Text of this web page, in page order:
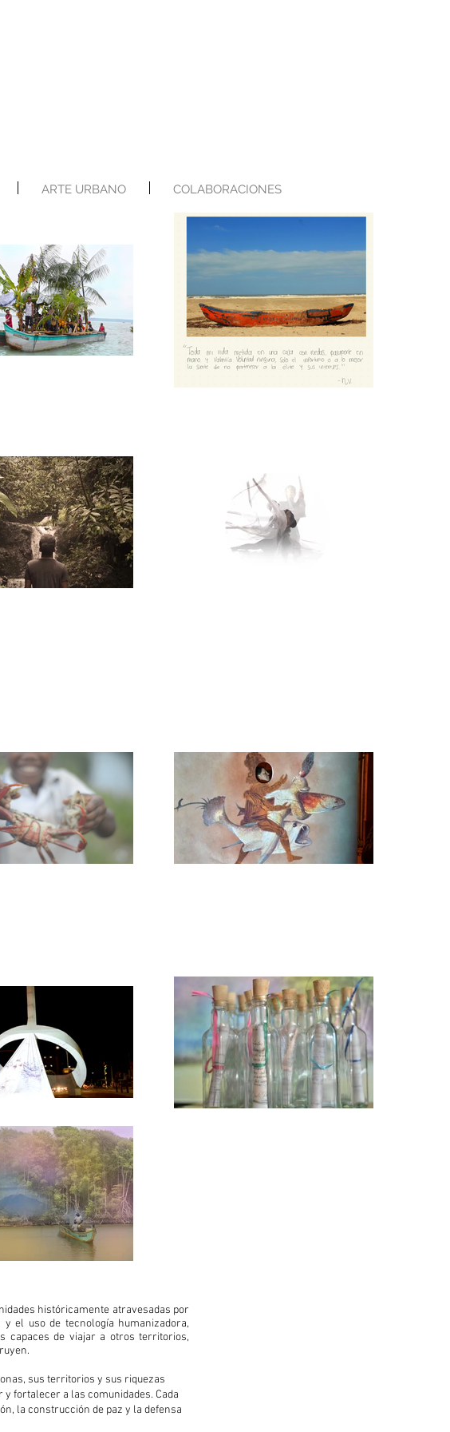
ARTE URBANO COLABORACIONES
históricamente atravesadas por
el uso de tecnología humanizadora,
capaces de viajar a otros territorios,
sus territorios y sus riquezas
fortalecer a las comunidades. Cada
la construcción de paz y la defensa